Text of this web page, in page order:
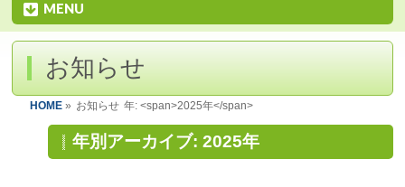
MENU
お知らせ
HOME » お知らせ 年: <span>2025年</span>
年別アーカイブ: 2025年